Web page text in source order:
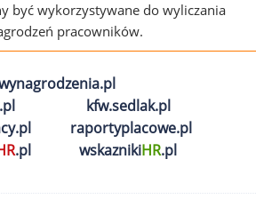
być wykorzystywane do wyliczania
pracowników.
kfw.sedlak.pl
raportyplacowe.pl
.pl wskaznikiHR.pl